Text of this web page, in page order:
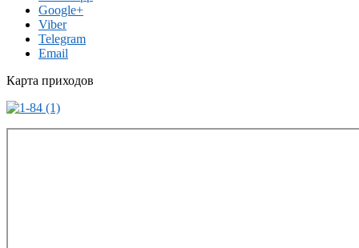
Google+
Viber
Telegram
Email
Карта приходов